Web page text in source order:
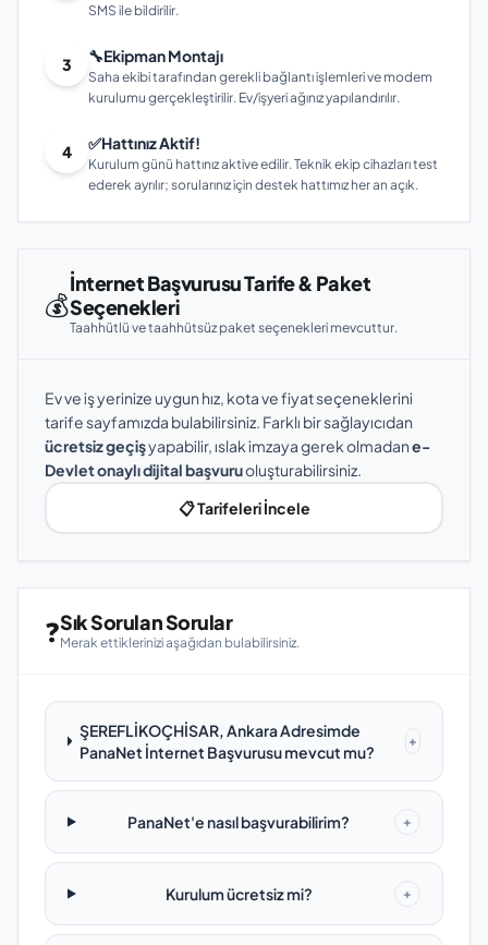
SMS ile bildirilir.
3 🔧Ekipman Montajı
Saha ekibi tarafından gerekli bağlantı işlemleri ve modem
kurulumu gerçekleştirilir. Ev/işyeri ağınız yapılandırılır.
4 ✅Hattınız Aktif!
Kurulum günü hattınız aktive edilir. Teknik ekip cihazları test
ederek ayrılır; sorularınız için destek hattımız her an açık.
💰
İnternet Başvurusu Tarife & Paket
Seçenekleri
Taahhütlü ve taahhütsüz paket seçenekleri mevcuttur.
Ev ve iş yerinize uygun hız, kota ve fiyat seçeneklerini
tarife sayfamızda bulabilirsiniz. Farklı bir sağlayıcıdan
ücretsiz geçişyapabilir, ıslak imzaya gerek olmadane-
Devlet onaylı dijital başvuruoluşturabilirsiniz.
📋 Tarifeleri İncele
❓Sık Sorulan Sorular
Merak ettiklerinizi aşağıdan bulabilirsiniz.
ŞEREFLİKOÇHİSAR, Ankara Adresimde
PanaNet İnternet Başvurusu mevcut mu?
+
PanaNet'e nasıl başvurabilirim? +
Kurulum ücretsiz mi? +